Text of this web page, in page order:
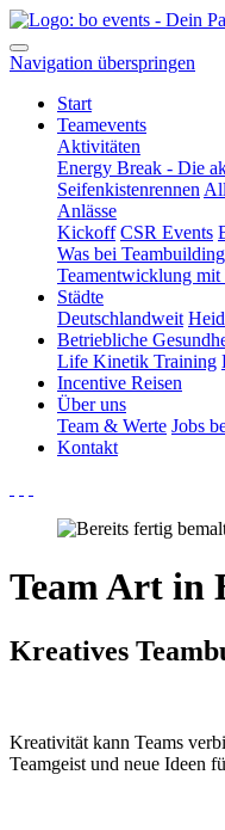
Navigation überspringen
Start
Teamevents
Aktivitäten
Energy Break - Die
Seifenkistenrennen
Anlässe
Kickoff CSR Events
Was bei
Teamentwicklung mit
Städte
Deutschlandweit
Betriebliche
Life Kinetik Training
Incentive Reisen
Über uns
Team & Werte Jobs
Kontakt
Team Art in
Kreatives
Kreativität kann Teams
Teamgeist und neue Ideen